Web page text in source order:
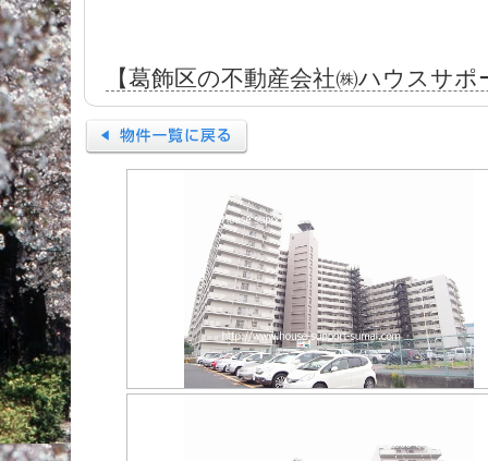
【葛飾区の不動産会社㈱ハウスサ